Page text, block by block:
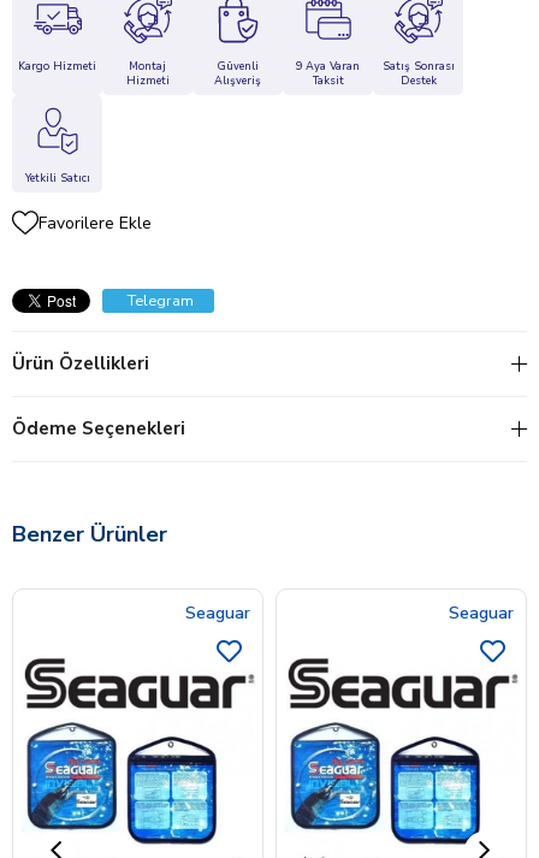
Kargo Hizmeti
Montaj
Hizmeti
Güvenli
Alışveriş
9 Aya Varan
Taksit
Satış Sonrası
Destek
Yetkili Satıcı
Favorilere Ekle
Telegram
Ürün Özellikleri
Ödeme Seçenekleri
Benzer Ürünler
Seaguar Seaguar